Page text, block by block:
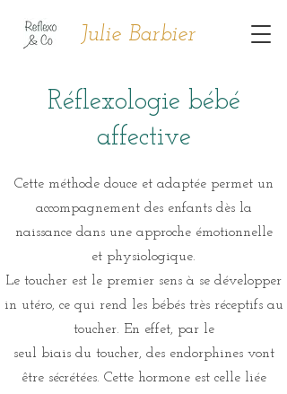
Julie Barbier
Réflexologie bébé
affective
Cette méthode douce et adaptée permet un
accompagnement des enfants dès la
naissance dans une approche émotionnelle
et physiologique.
Le toucher est le premier sens à se développer
in utéro, ce qui rend les bébés très réceptifs au
toucher. En effet, par le
seul biais du toucher, des endorphines vont
être sécrétées. Cette hormone est celle liée